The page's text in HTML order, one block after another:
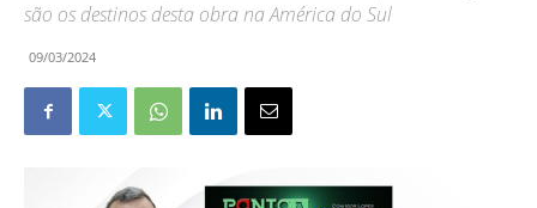
são os destinos desta obra na América do Sul
09/03/2024